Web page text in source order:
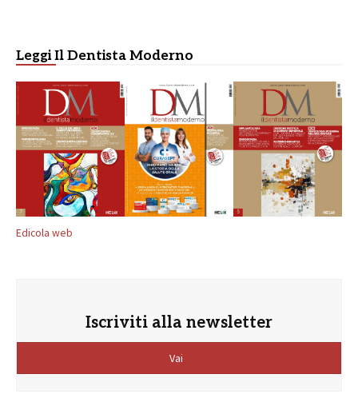
Leggi Il Dentista Moderno
Edicola web
Iscriviti alla newsletter
Vai